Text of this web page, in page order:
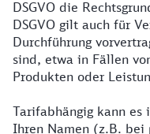
DSGVO die
DSGVO gilt auch für
Durchführung
sind, etwa in Fällen
Produkten oder
Tarifabhängig kann es
Ihren Namen (z.B. bei